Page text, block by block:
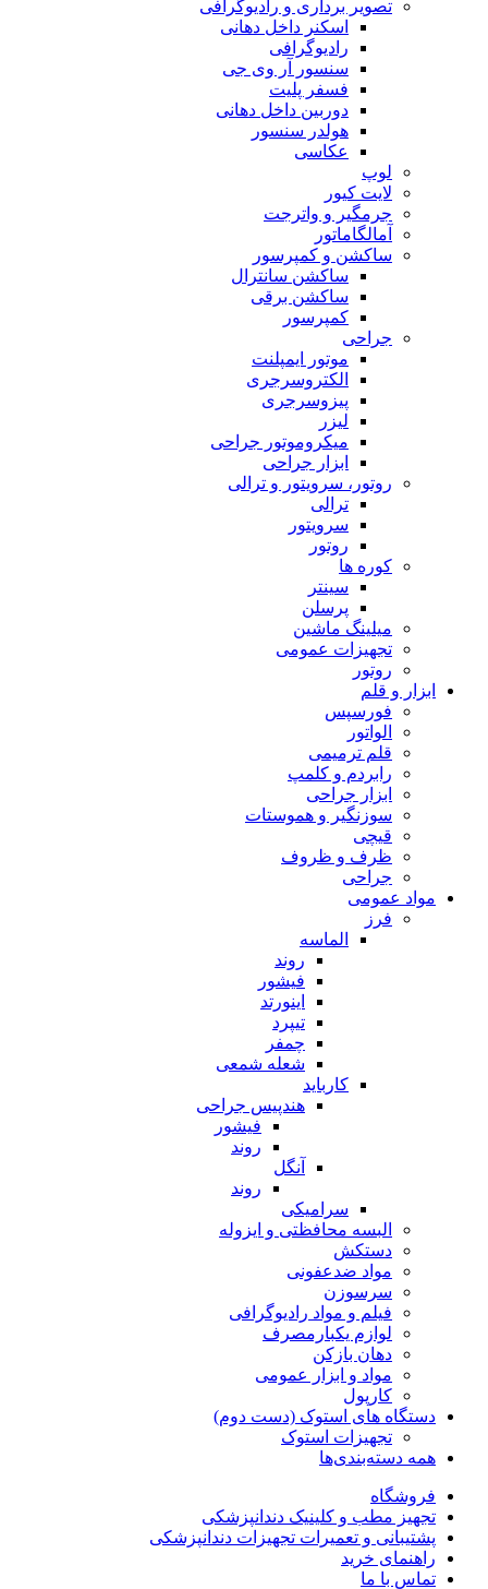
تصویر برداری و رادیوگرافی
اسکنر داخل دهانی
رادیوگرافی
سنسور آر وی جی
فسفر پلیت
دوربین داخل دهانی
هولدر سنسور
عکاسی
لوپ
لایت کیور
جرمگیر و واترجت
آمالگاماتور
ساکشن و کمپرسور
ساکشن سانترال
ساکشن برقی
کمپرسور
جراحی
موتور ایمپلنت
الکتروسرجری
پیزوسرجری
لیزر
میکروموتور جراحی
ابزار جراحی
روتور، سرویتور و ترالی
ترالی
سرویتور
روتور
کوره ها
سینتر
پرسلن
میلینگ ماشین
تجهیزات عمومی
روتور
ابزار و قلم
فورسپس
الواتور
قلم ترمیمی
رابردم و کلمپ
ابزار جراحی
سوزنگیر و هموستات
قیچی
ظرف و ظروف
جراحی
مواد عمومی
فرز
الماسه
روند
فیشور
اینورتد
تیپرد
چمفر
شعله شمعی
کارباید
هندپیس جراحی
فیشور
روند
آنگل
روند
سرامیکی
البسه محافظتی و ایزوله
دستکش
مواد ضدعفونی
سرسوزن
فیلم و مواد رادیوگرافی
لوازم یکبارمصرف
دهان بازکن
مواد و ابزار عمومی
کارپول
دستگاه های استوک (دست دوم)
تجهیزات استوک
همه دسته‌بندی‌ها
فروشگاه
تجهیز مطب و کلینیک دندانپزشکی
پشتیبانی و تعمیرات تجهیزات دندانپزشکی
راهنمای خرید
تماس با ما